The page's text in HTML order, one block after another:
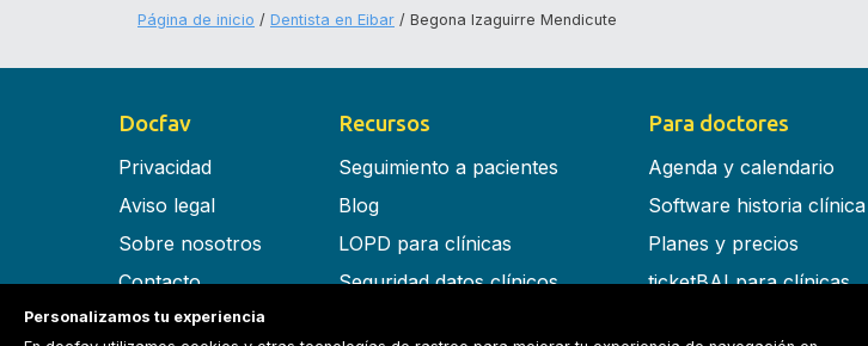
Página de inicio Dentista en Eibar Begona Izaguirre Mendicute
Docfav
Privacidad
Aviso legal
Sobre nosotros
Contacto
Términos y condiciones
Recursos
Seguimiento a pacientes
Blog
LOPD para clínicas
Seguridad datos clínicos
Para doctores
Agenda y calendario
Software historia clínica
Planes y precios
ticketBAI para clínicas
Personalizamos tu experiencia